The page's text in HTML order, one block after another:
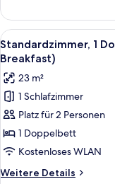
anzeigen
1
Doppelbett
(with
SofaBed,
Hot
Breakfast)
Alle
Fotos
für
Standardzimmer,
Doppelbett,
barrierefrei
(Free
Hot
8
Standardzimmer, 1
Breakfast)
23 m²
1 Schlafzimmer
Platz für 2 Personen
1 Doppelbett
Kostenloses WLAN
Weitere Details
Weitere